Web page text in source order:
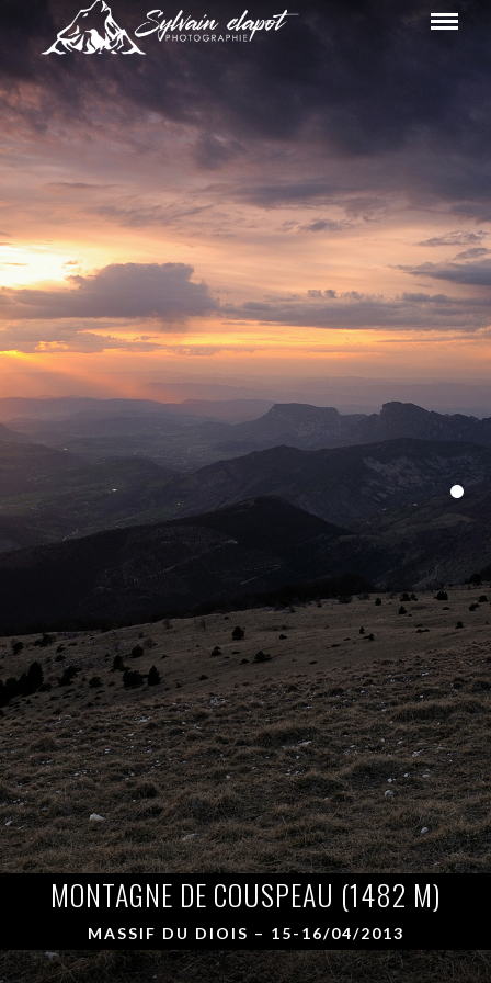
MONTAGNE DE COUSPEAU (1482 M)
MASSIF DU DIOIS – 15-16/04/2013